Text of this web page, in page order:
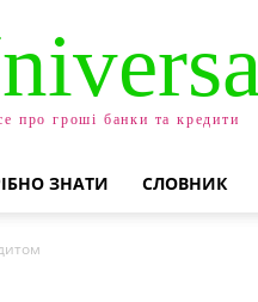
про гроші банки та кредити
ЗНАТИ СЛОВНИК